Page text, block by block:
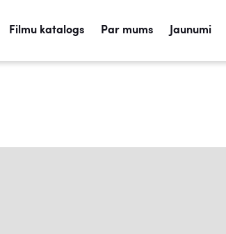
Filmu katalogs Par mums Jaunumi